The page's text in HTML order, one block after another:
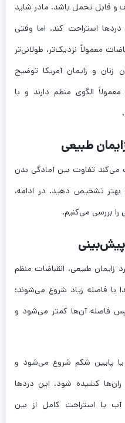
و قابل تحمل باشد. مادر شاید
استراحت کند. اما وقتی
معمولاً نزدیک‌تر، طولانی‌تر
و زایمان آمریکا توضیح
الگوی منظم دارند و با
طبیعی
تفاوت بین آمادگی بدن
بهتر تشخیص دهید. در ادامه،
را بررسی می‌کنیم.
زایمان طبیعی، انقباضات منظم
با فاصله زیاد شروع می‌شوند؛
یک‌بار. سپس فاصله آن‌ها کمتر می‌شود و
یا پایین شکم شروع می‌شود و
کشیده شود. این دردها
آب یا استراحت کامل از بین